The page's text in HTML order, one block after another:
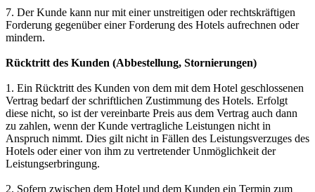
7. Der Kunde kann nur mit einer unstreitigen oder rechtskräftigen
Forderung gegenüber einer Forderung des Hotels aufrechnen oder
mindern.
Rücktritt des Kunden (Abbestellung, Stornierungen)
1. Ein Rücktritt des Kunden von dem mit dem Hotel geschlossenen
Vertrag bedarf der schriftlichen Zustimmung des Hotels. Erfolgt
diese nicht, so ist der vereinbarte Preis aus dem Vertrag auch dann
zu zahlen, wenn der Kunde vertragliche Leistungen nicht in
Anspruch nimmt. Dies gilt nicht in Fällen des Leistungsverzuges des
Hotels oder einer von ihm zu vertretender Unmöglichkeit der
Leistungserbringung.
2. Sofern zwischen dem Hotel und dem Kunden ein Termin zum